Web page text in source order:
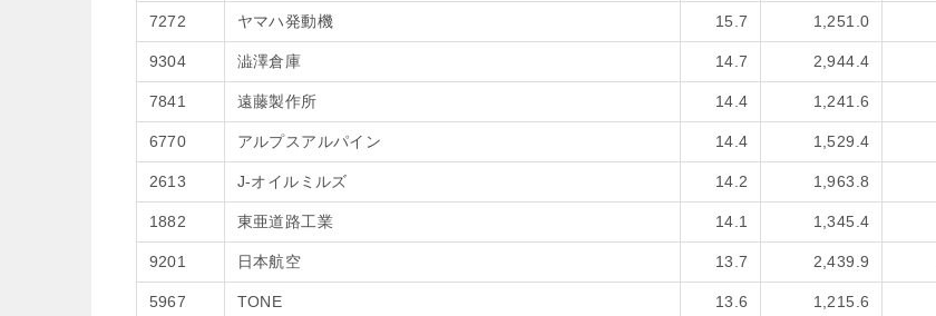
7272 ヤマハ発動機 15.7 1,251.0
9304 澁澤倉庫 14.7 2,944.4
7841 遠藤製作所 14.4 1,241.6
6770 アルプスアルパイン 14.4 1,529.4
2613 J-オイルミルズ 14.2 1,963.8
1882 東亜道路工業 14.1 1,345.4
9201 日本航空 13.7 2,439.9
5967 TONE 13.6 1,215.6